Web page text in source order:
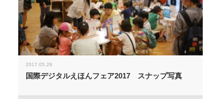
2017.05.28
国際デジタルえほんフェア2017 スナップ写真